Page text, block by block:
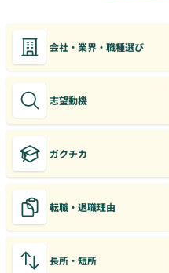
会社・業界・職種選び
志望動機
ガクチカ
転職・退職理由
長所・短所